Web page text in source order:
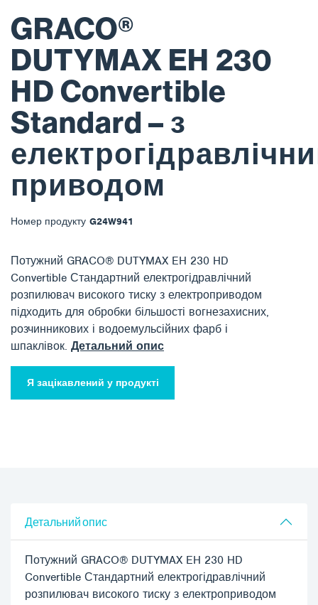
GRACO®
DUTYMAX EH 230
HD Convertible
Standard – з
приводом
Номер продукту G24W941
Потужний GRACO® DUTYMAX EH 230 HD
Convertible Стандартний електрогідравлічний
розпилювач високого тиску з електроприводом
підходить для обробки більшості вогнезахисних,
розчинникових і водоемульсійних фарб і
шпаклівок. Детальний опис
Я зацікавлений у продукті
Детальний опис
Потужний GRACO® DUTYMAX EH 230 HD
Convertible Стандартний електрогідравлічний
розпилювач високого тиску з електроприводом